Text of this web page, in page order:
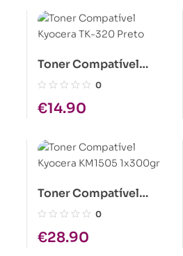
Toner Compatível
Kyocera TK-320 Preto
0
€14.90
Toner Compatível
Kyocera KM1505
0
€28.90